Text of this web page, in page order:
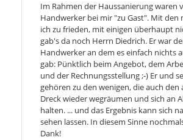
Im Rahmen der Haussanierung waren
Handwerker bei mir "zu Gast". Mit den
ich zu frieden, mit einigen überhaupt
gab's da noch Herrn Diedrich. Er war
Handwerker an dem es einfach nichts
gab: Pünktlich beim Angebot, dem
und der Rechnungsstellung ;-) Er und
gehören zu den wenigen, die auch den
Dreck wieder wegräumen und sich an
halten. ... und das Ergebnis kann sich
sehen lassen. In diesem Sinne
Dank!